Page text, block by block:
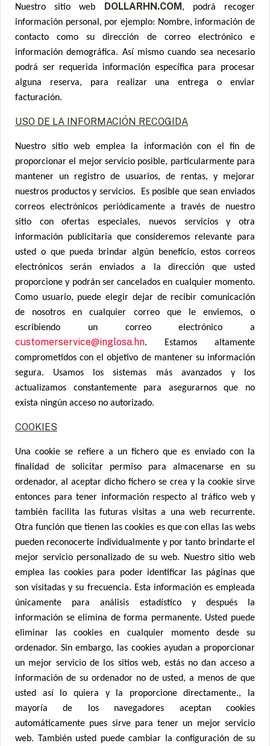
Nuestro sitio web DOLLARHN.COM, podrá recoger
información personal, por ejemplo: Nombre, información de
contacto como su dirección de correo electrónico e
información demográfica. Así mismo cuando sea necesario
podrá ser requerida información específica para procesar
alguna reserva, para realizar una entrega o enviar
facturación.
USO DE LA INFORMACIÓN RECOGIDA
Nuestro sitio web emplea la información con el fin de
proporcionar el mejor servicio posible, particularmente para
mantener un registro de usuarios, de rentas, y mejorar
nuestros productos y servicios. Es posible que sean enviados
correos electrónicos periódicamente a través de nuestro
sitio con ofertas especiales, nuevos servicios y otra
información publicitaria que consideremos relevante para
usted o que pueda brindar algún beneficio, estos correos
electrónicos serán enviados a la dirección que usted
proporcione y podrán ser cancelados en cualquier momento.
Como usuario, puede elegir dejar de recibir comunicación
de nosotros en cualquier correo que le enviemos, o
escribiendo un correo electrónico a
customerservice@inglosa.hn. Estamos altamente
comprometidos con el objetivo de mantener su información
segura. Usamos los sistemas más avanzados y los
actualizamos constantemente para asegurarnos que no
exista ningún acceso no autorizado.
COOKIES
Una cookie se refiere a un fichero que es enviado con la
finalidad de solicitar permiso para almacenarse en su
ordenador, al aceptar dicho fichero se crea y la cookie sirve
entonces para tener información respecto al tráfico web y
también facilita las futuras visitas a una web recurrente.
Otra función que tienen las cookies es que con ellas las webs
pueden reconocerte individualmente y por tanto brindarte el
mejor servicio personalizado de su web. Nuestro sitio web
emplea las cookies para poder identificar las páginas que
son visitadas y su frecuencia. Esta información es empleada
únicamente para análisis estadístico y después la
información se elimina de forma permanente. Usted puede
eliminar las cookies en cualquier momento desde su
ordenador. Sin embargo, las cookies ayudan a proporcionar
un mejor servicio de los sitios web, estás no dan acceso a
información de su ordenador no de usted, a menos de que
usted así lo quiera y la proporcione directamente., la
mayoría de los navegadores aceptan cookies
automáticamente pues sirve para tener un mejor servicio
web. También usted puede cambiar la configuración de su